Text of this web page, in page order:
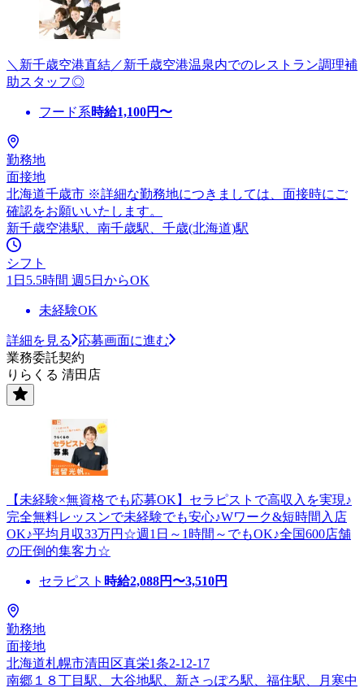
＼新千歳空港直結／新千歳空港温泉内でのレストラン調理補
助スタッフ◎
フード系時給1,100円〜
勤務地
面接地
北海道千歳市 ※詳細な勤務地につきましては、面接時にご
確認をお願いいたします。
新千歳空港駅、南千歳駅、千歳(北海道)駅
シフト
1日5.5時間 週5日からOK
未経験OK
詳細を見る
応募画面に進む
業務委託契約
りらくる 清田店
【未経験×無資格でも応募OK】セラピストで高収入を実現♪
完全無料レッスンで未経験でも安心♪Wワーク&短時間入店
OK♪平均月収33万円☆週1日～1時間～でもOK♪全国600店舗
の圧倒的集客力☆
セラピスト 時給2,088円〜3,510円
勤務地
面接地
北海道札幌市清田区真栄1条2-12-17
南郷１８丁目駅、大谷地駅、新さっぽろ駅、福住駅、月寒中